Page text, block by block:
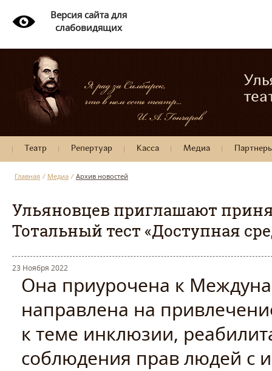
Версия сайта для
слабовидящих
Театр Репертуар Касса Медиа
Главная / Медиа / Архив новостей
Ульяновцев приглашают
Тотальный тест «Доступная
23 Ноября 2022
Она приурочена к
направлена на
к теме инклюзии,
соблюдения прав людей с